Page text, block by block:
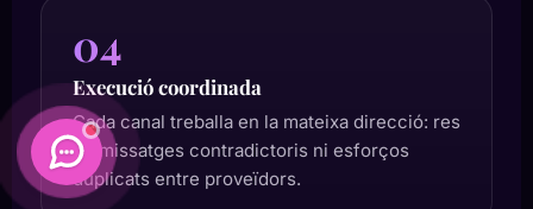
04
Execució coordinada
Cada canal treballa en la mateixa direcció: res
de missatges contradictoris ni esforços
duplicats entre proveïdors.